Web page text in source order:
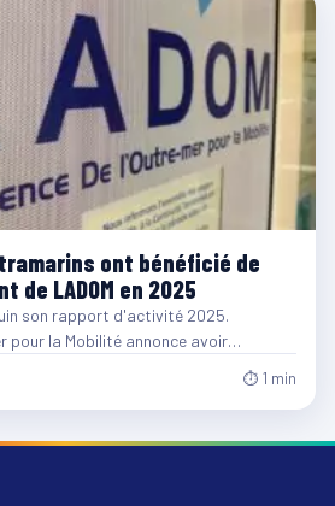
ont bénéficié de
de LADOM en 2025
son rapport d'activité 2025.
pour la Mobilité annonce avoir…
⏱ 1 min